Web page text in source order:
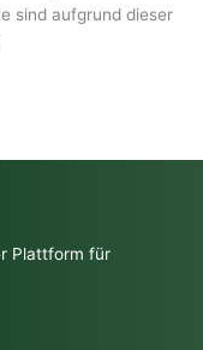
sind aufgrund dieser
Plattform für